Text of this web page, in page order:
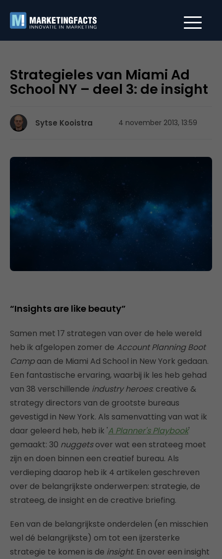
Strategieles van Miami Ad
School NY – deel 3: de insight
Sytse Kooistra 4 november 2013, 13:59
“Insights are like beauty”
Samen met 17 strategen van over de hele wereld
heb ik afgelopen zomer de Account Planning Boot
Campaan de Miami Ad School in New York gedaan.
Een fantastische ervaring, waarbij ik les heb gehad
van 38 verschillende industry heroes: creative &
strategy directors van de grootste bureaus
gevestigd in New York. Als samenvatting van wat ik
daar geleerd heb, heb ik 'A Planner's Playbook'
gemaakt: 30 nuggetsover wat een strateeg moet
zijn en doen binnen een creatief bureau. Als
verdieping daarop heb ik 4 artikelen geschreven
over de belangrijkste onderwerpen: strategie, de
strateeg, de insight en de creative briefing.
Een van de belangrijkste onderdelen (en misschien
wel dé belangrijkste) om tot een ijzersterke
strategie te komen is de insight. En over een insight